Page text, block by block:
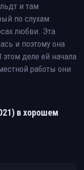
и там
по слухам
любви. Эта
и поэтому она
деле ей начала
работы они
в хорошем